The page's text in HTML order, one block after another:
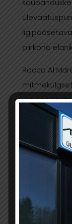
piirkona
Rocca Al
Lisaks kiirele
endale
pangalingi